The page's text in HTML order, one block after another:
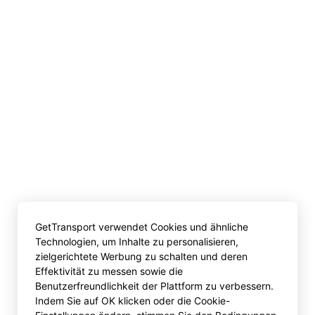
GetTransport verwendet Cookies und ähnliche
Technologien, um Inhalte zu personalisieren,
zielgerichtete Werbung zu schalten und deren
Effektivität zu messen sowie die
Benutzerfreundlichkeit der Plattform zu verbessern.
Indem Sie auf OK klicken oder die Cookie-